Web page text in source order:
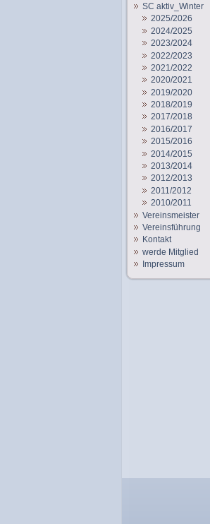
SC aktiv_Winter
2025/2026
2024/2025
2023/2024
2022/2023
2021/2022
2020/2021
2019/2020
2018/2019
2017/2018
2016/2017
2015/2016
2014/2015
2013/2014
2012/2013
2011/2012
2010/2011
Vereinsmeister
Vereinsführung
Kontakt
werde Mitglied
Impressum